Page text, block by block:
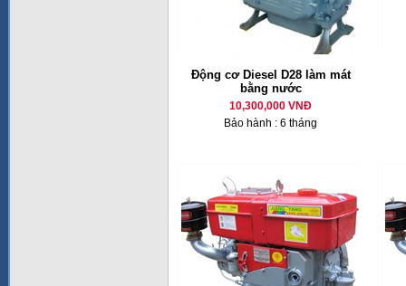
Động cơ Diesel D28 làm mát
bằng nước
10,300,000 VNĐ
Bảo hành : 6 tháng